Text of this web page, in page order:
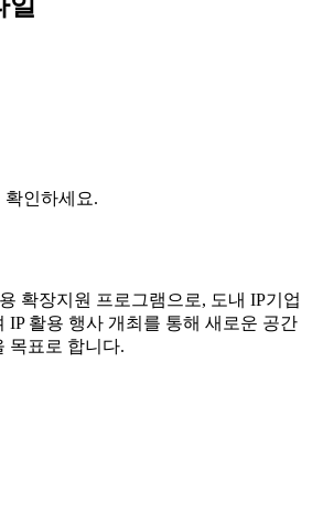
확인하세요.
확장지원 프로그램으로, 도내 IP기업
IP 활용 행사 개최를 통해 새로운 공간
목표로 합니다.